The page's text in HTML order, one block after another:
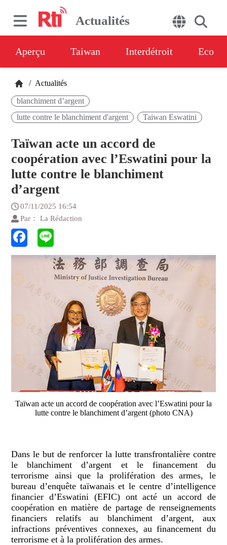
Actualités
Aperçu Taiwan Interdétroit Eco
/ Actualités
blanchiment d’argent
lutte contre le blanchiment d'argent
Taiwan Eswatini
Taïwan acte un accord de
coopération avec l’Eswatini pour la
lutte contre le blanchiment
d’argent
07/11/2025 16:54
Par： La Rédaction
Taïwan acte un accord de coopération avec l’Eswatini pour la
lutte contre le blanchiment d’argent (photo CNA)
Dans le but de renforcer la lutte transfrontalière contre
le blanchiment d’argent et le financement du
terrorisme ainsi que la prolifération des armes, le
bureau d’enquête taïwanais et le centre d’intelligence
financier d’Eswatini (EFIC) ont acté un accord de
coopération en matière de partage de renseignements
financiers relatifs au blanchiment d’argent, aux
infractions préventives connexes, au financement du
terrorisme et à la prolifération des armes.